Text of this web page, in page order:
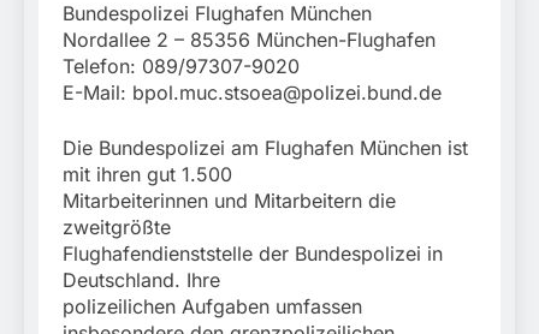
Bundespolizei Flughafen München
Nordallee 2 – 85356 München-Flughafen
Telefon: 089/97307-9020
E-Mail: bpol.muc.stsoea@polizei.bund.de
Die Bundespolizei am Flughafen München ist
mit ihren gut 1.500
Mitarbeiterinnen und Mitarbeitern die
zweitgrößte
Flughafendienststelle der Bundespolizei in
Deutschland. Ihre
polizeilichen Aufgaben umfassen